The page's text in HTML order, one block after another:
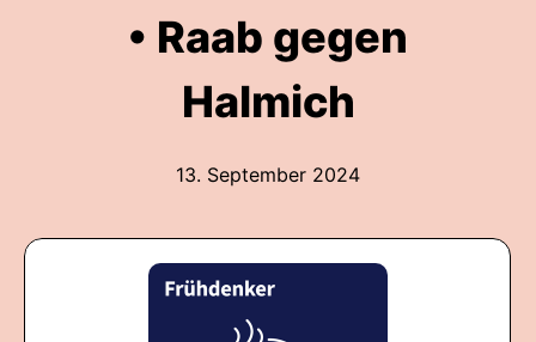
• Raab gegen
Halmich
13. September 2024